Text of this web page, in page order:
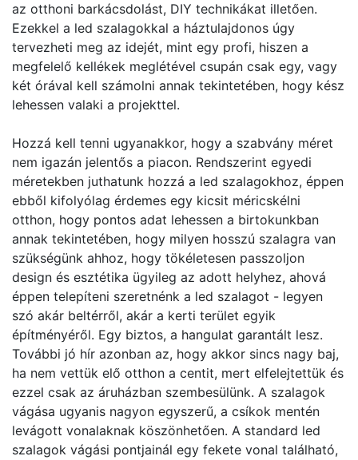
az otthoni barkácsdolást, DIY technikákat illetően.
Ezekkel a led szalagokkal a háztulajdonos úgy
tervezheti meg az idejét, mint egy profi, hiszen a
megfelelő kellékek meglétével csupán csak egy, vagy
két órával kell számolni annak tekintetében, hogy kész
lehessen valaki a projekttel.
Hozzá kell tenni ugyanakkor, hogy a szabvány méret
nem igazán jelentős a piacon. Rendszerint egyedi
méretekben juthatunk hozzá a led szalagokhoz, éppen
ebből kifolyólag érdemes egy kicsit méricskélni
otthon, hogy pontos adat lehessen a birtokunkban
annak tekintetében, hogy milyen hosszú szalagra van
szükségünk ahhoz, hogy tökéletesen passzoljon
design és esztétika ügyileg az adott helyhez, ahová
éppen telepíteni szeretnénk a led szalagot - legyen
szó akár beltérről, akár a kerti terület egyik
építményéről. Egy biztos, a hangulat garantált lesz.
További jó hír azonban az, hogy akkor sincs nagy baj,
ha nem vettük elő otthon a centit, mert elfelejtettük és
ezzel csak az áruházban szembesülünk. A szalagok
vágása ugyanis nagyon egyszerű, a csíkok mentén
levágott vonalaknak köszönhetően. A standard led
szalagok vágási pontjainál egy fekete vonal található,